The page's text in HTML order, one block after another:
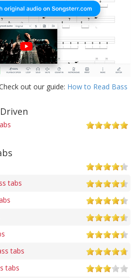
out our guide: How to Read Bass
tabs
tabs
tabs